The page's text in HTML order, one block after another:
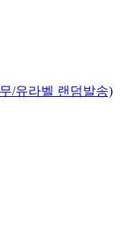
/유라벨 랜덤발송)